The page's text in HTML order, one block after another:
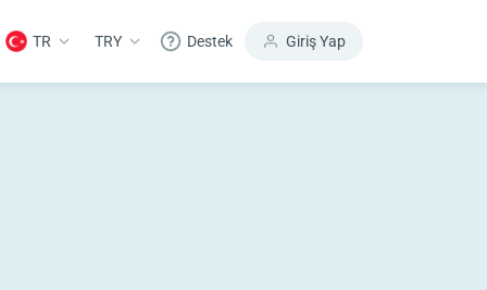
TR TRY Destek Giriş Yap